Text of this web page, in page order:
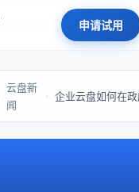
申请试用
云盘新
闻
›